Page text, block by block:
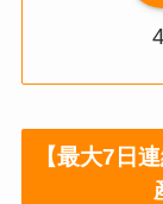
【最大7日